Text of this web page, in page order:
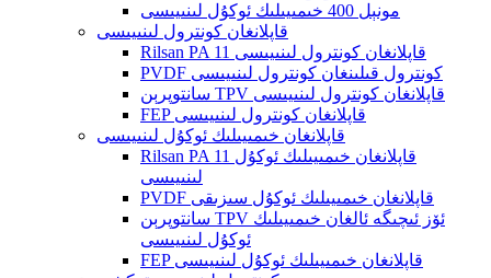
مونېل 400 خىمىيىلىك ئوكۇل لىنىيىسى
قاپلانغان كونترول لىنىيىسى
Rilsan PA 11 قاپلانغان كونترول لىنىيىسى
PVDF كونترول قىلىنغان كونترول لىنىيىسى
سانتوپرېن TPV قاپلانغان كونترول لىنىيىسى
FEP قاپلانغان كونترول لىنىيىسى
قاپلانغان خىمىيىلىك ئوكۇل لىنىيىسى
Rilsan PA 11 قاپلانغان خىمىيىلىك ئوكۇل
لىنىيىسى
PVDF قاپلانغان خىمىيىلىك ئوكۇل سىزىقى
سانتوپرېن TPV ئۆز ئىچىگە ئالغان خىمىيىلىك
ئوكۇل لىنىيىسى
FEP قاپلانغان خىمىيىلىك ئوكۇل لىنىيىسى